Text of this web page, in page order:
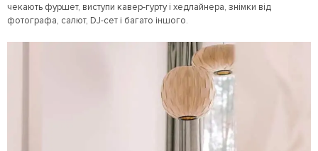
чекають фуршет, виступи кавер-гурту і хедлайнера, знімки від
фотографа, салют, DJ-сет і багато іншого.